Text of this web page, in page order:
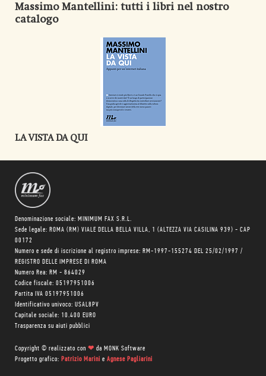
Massimo Mantellini: tutti i libri nel nostro
catalogo
LA VISTA DA QUI
Denominazione sociale: MINIMUM FAX S.R.L.
Sede legale: ROMA (RM) VIALE DELLA BELLA VILLA, 1 (ALTEZZA VIA CASILINA 939) - CAP
00172
Numero e sede di iscrizione al registro imprese: RM-1997-155274 DEL 25/02/1997 /
REGISTRO DELLE IMPRESE DI ROMA
Numero Rea: RM - 864029
Codice fiscale: 05197951006
Partita IVA 05197951006
Identificativo univoco: USAL8PV
Capitale sociale: 10.400 EURO
Trasparenza su aiuti pubblici
Copyright © realizzato con ❤ da MONK Software
Progetto grafico: Patrizio Marini e Agnese Pagliarini